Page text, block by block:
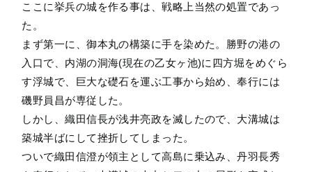
ここに挙兵の城を作る事は、戦略上当然の処置であっ
た。
まず第一に、御本丸の構築に手を染めた。勝野の港の
入口で、内湖の洞海(現在の乙女ヶ池)に四方堀をめぐら
す浮城で、巨大な礎石を運ぶ工事から始め、奉行には
磯野員昌が専従した。
しかし、織田信長が浅井亮政を滅したので、大溝城は
築城半ばにして挫折してしまった。
ついで織田信澄が領主として高島に乗込み、丹羽長秀